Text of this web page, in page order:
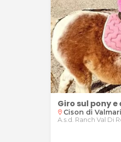
Ristorante daGiro sul pony
location_on Cison di
A.s.d. Ranch Val Di